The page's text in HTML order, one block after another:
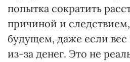
попытка сократить
причиной и
будущем, даже если вес
из-за денег. Это не